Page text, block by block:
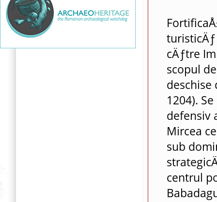
cÄƒtre
scopul
deschise
1204).
defensiv
Mircea
sub
centrul